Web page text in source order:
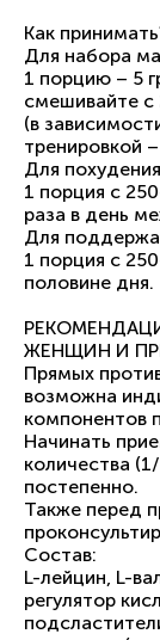
Как
Для набора
1 порцию – 5
смешивайте с
(в
тренировкой
Для
1 порция с
раза в день
Для
1 порция с
половине дня.
ЖЕНЩИН И
Прямых
возможна
компонентов
Начинать
количества
постепенно.
Также перед
Состав:
L-лейцин, L-
регулятор